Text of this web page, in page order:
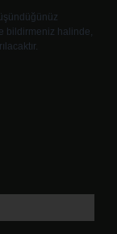
bildirmeniz halinde,